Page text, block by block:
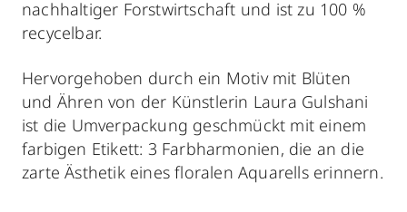
nachhaltiger Forstwirtschaft und ist zu 100 %
recycelbar.
Hervorgehoben durch ein Motiv mit Blüten
und Ähren von der Künstlerin Laura Gulshani
ist die Umverpackung geschmückt mit einem
farbigen Etikett: 3 Farbharmonien, die an die
zarte Ästhetik eines floralen Aquarells erinnern.